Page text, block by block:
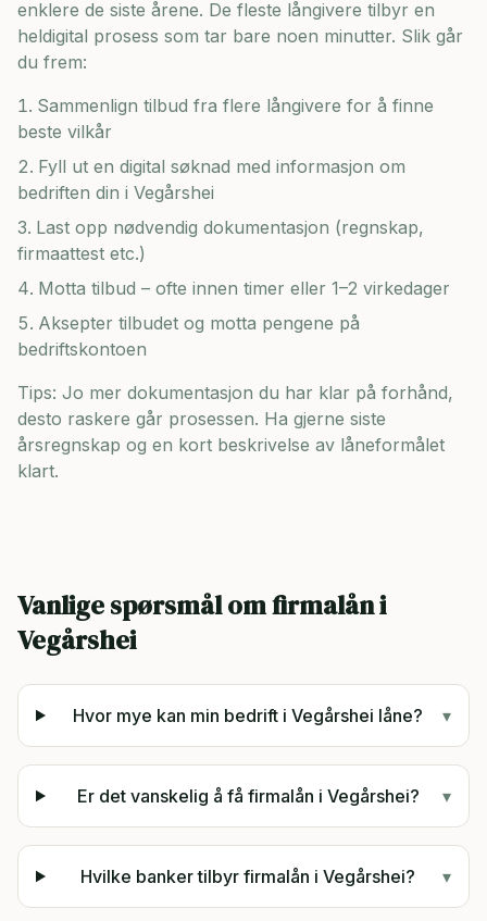
enklere de siste årene. De fleste långivere tilbyr en
heldigital prosess som tar bare noen minutter. Slik går
du frem:
Sammenlign tilbud fra flere långivere for å finne
beste vilkår
Fyll ut en digital søknad med informasjon om
bedriften din i Vegårshei
Last opp nødvendig dokumentasjon (regnskap,
firmaattest etc.)
Motta tilbud – ofte innen timer eller 1–2 virkedager
Aksepter tilbudet og motta pengene på
bedriftskontoen
Tips: Jo mer dokumentasjon du har klar på forhånd,
desto raskere går prosessen. Ha gjerne siste
årsregnskap og en kort beskrivelse av låneformålet
klart.
Vanlige spørsmål om firmalån i
Vegårshei
Hvor mye kan min bedrift i Vegårshei låne? ▾
Er det vanskelig å få firmalån i Vegårshei? ▾
Hvilke banker tilbyr firmalån i Vegårshei? ▾